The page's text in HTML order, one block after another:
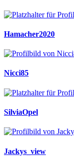
Hamacher2020
Nicci85
SilviaOpel
Jackys_view